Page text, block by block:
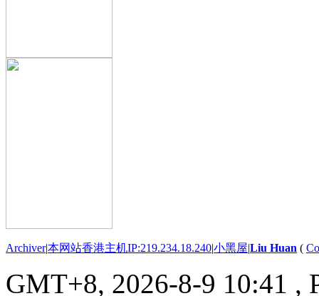
Archiver|本网站香港主机IP:219.234.18.240|小黑屋|Liu Huan (
GMT+8, 2026-8-9 10:41 ,